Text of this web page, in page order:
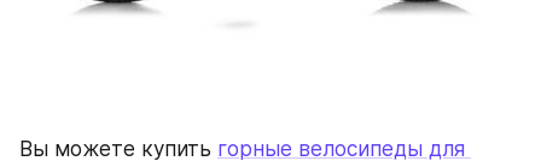
Вы можете купить горные велосипеды для